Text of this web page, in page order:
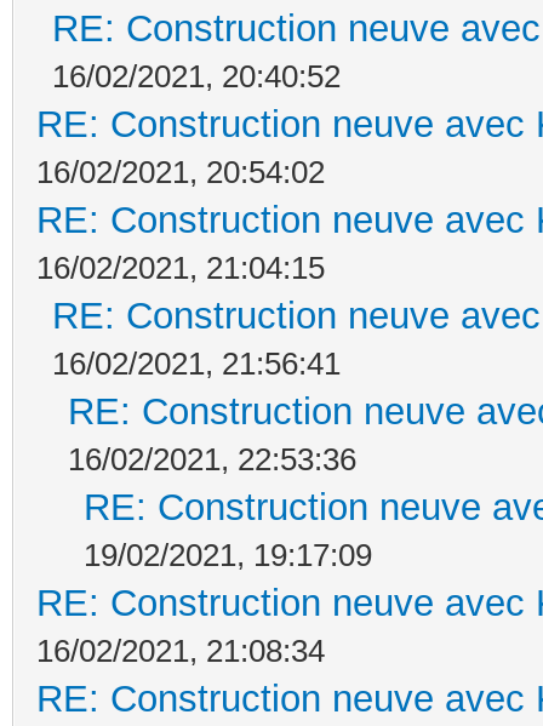
RE: Construction neuve
16/02/2021, 20:40:52
RE: Construction neuve avec
16/02/2021, 20:54:02
RE: Construction neuve avec
16/02/2021, 21:04:15
RE: Construction neuve
16/02/2021, 21:56:41
RE: Construction neuve
16/02/2021, 22:53:36
RE: Construction neuve
19/02/2021, 19:17:09
RE: Construction neuve avec
16/02/2021, 21:08:34
RE: Construction neuve avec